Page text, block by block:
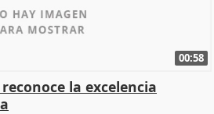
00:58
la excelencia